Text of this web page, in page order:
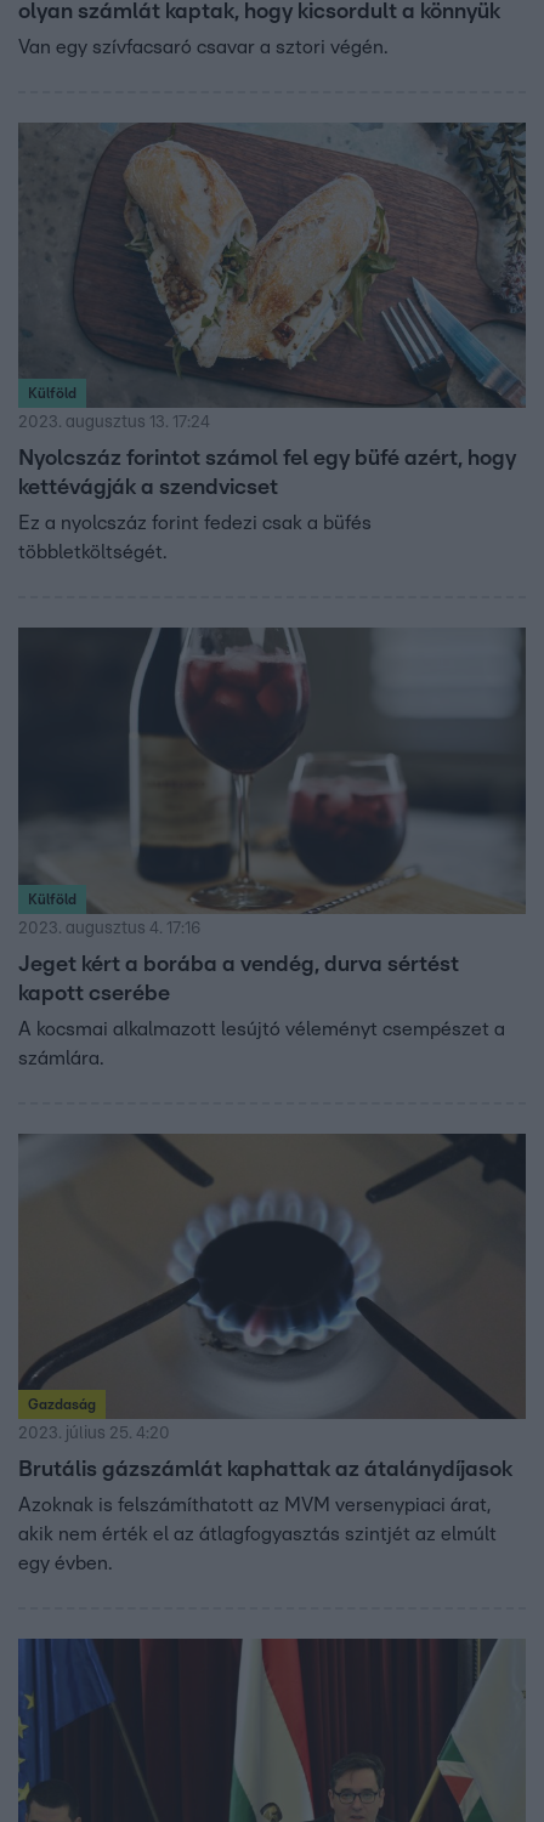
olyan számlát kaptak, hogy kicsordult a könnyük
Van egy szívfacsaró csavar a sztori végén.
Külföld
2023. augusztus 13. 17:24
Nyolcszáz forintot számol fel egy büfé azért, hogy
kettévágják a szendvicset
Ez a nyolcszáz forint fedezi csak a büfés
többletköltségét.
Külföld
2023. augusztus 4. 17:16
Jeget kért a borába a vendég, durva sértést
kapott cserébe
A kocsmai alkalmazott lesújtó véleményt csempészet a
számlára.
Gazdaság
2023. július 25. 4:20
Brutális gázszámlát kaphattak az átalánydíjasok
Azoknak is felszámíthatott az MVM versenypiaci árat,
akik nem érték el az átlagfogyasztás szintjét az elmúlt
egy évben.